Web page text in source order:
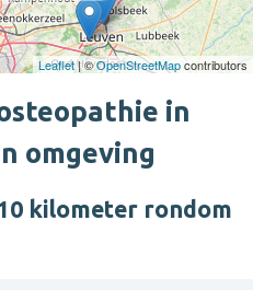
Leaflet| ©OpenStreetMapcontributors
in
omgeving
kilometer rondom